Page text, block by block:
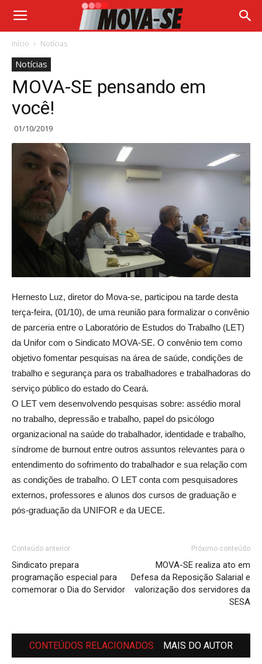
Início Notícias
Notícias
MOVA-SE pensando em
você!
01/10/2019
Hernesto Luz, diretor do Mova-se, participou na tarde desta
terça-feira, (01/10), de uma reunião para formalizar o convênio
de parceria entre o Laboratório de Estudos do Trabalho (LET)
da Unifor com o Sindicato MOVA-SE. O convênio tem como
objetivo fomentar pesquisas na área de saúde, condições de
trabalho e segurança para os trabalhadores e trabalhadoras do
serviço público do estado do Ceará.
O LET vem desenvolvendo pesquisas sobre: assédio moral
no trabalho, depressão e trabalho, papel do psicólogo
organizacional na saúde do trabalhador, identidade e trabalho,
síndrome de burnout entre outros assuntos relevantes para o
entendimento do sofrimento do trabalhador e sua relação com
as condições de trabalho. O LET conta com pesquisadores
externos, professores e alunos dos cursos de graduação e
pós-graduação da UNIFOR e da UECE.
Conteúdo anterior
Sindicato prepara
programação especial para
comemorar o Dia do Servidor
Próximo conteúdo
MOVA-SE realiza ato em
Defesa da Reposição Salarial e
valorização dos servidores da
SESA
CONTEÚDOS RELACIONADOS MAIS DO AUTOR